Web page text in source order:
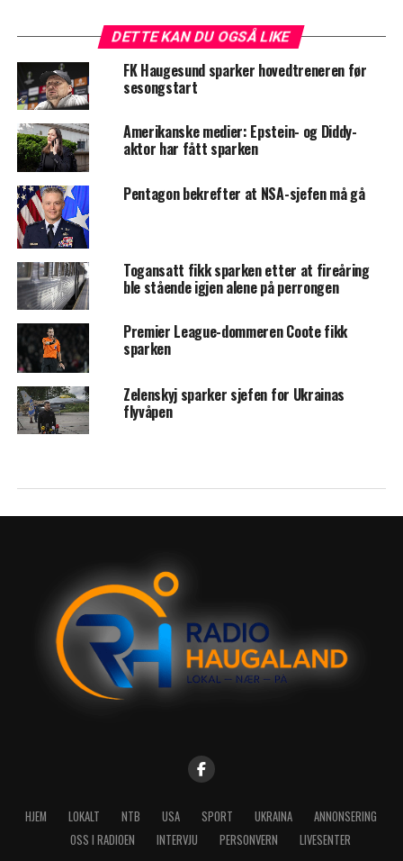
DETTE KAN DU OGSÅ LIKE
FK Haugesund sparker hovedtreneren før
sesongstart
Amerikanske medier: Epstein- og Diddy-
aktor har fått sparken
Pentagon bekrefter at NSA-sjefen må gå
Togansatt fikk sparken etter at fireåring
ble stående igjen alene på perrongen
Premier League-dommeren Coote fikk
sparken
Zelenskyj sparker sjefen for Ukrainas
flyvåpen
HJEM LOKALT NTB USA SPORT UKRAINA
ANNONSERING
OSS I RADIOEN
INTERVJU PERSONVERN LIVESENTER